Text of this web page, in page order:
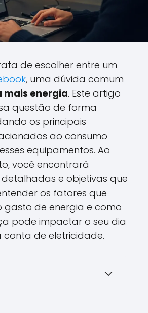
de escolher entre um
, uma dúvida comum
mais energia. Este artigo
questão de forma
os principais
ao consumo
equipamentos. Ao
você encontrará
e objetivas que
os fatores que
gasto de energia e como
pode impactar o seu dia
conta de eletricidade.